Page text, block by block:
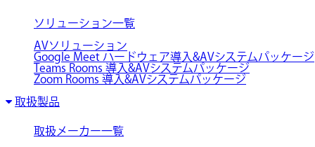
ソリューション一覧
AVソリューション
Google Meet ハードウェア導入&AVシステムパッケージ
Teams Rooms 導入&AVシステムパッケージ
Zoom Rooms 導入&AVシステムパッケージ
取扱製品
取扱メーカー一覧